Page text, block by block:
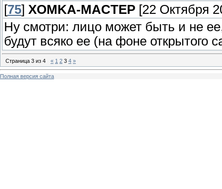
[75] XOMKA-MACTEP [22 Октября
Ну смотри: лицо может быть и не
будут всяко ее (на фоне открытого
Страница 3 из 4 « 1 2 3 4 »
Полная версия сайта